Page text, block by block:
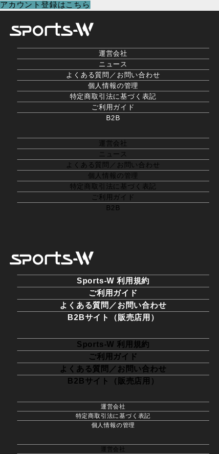
アカウント登録はこちら
運営会社
ニュース
よくある質問／お問い合わせ
個人情報の管理
特定商取引法に基づく表記
ご利用ガイド
B2B
運営会社
ニュース
よくある質問／お問い合わせ
個人情報の管理
特定商取引法に基づく表記
ご利用ガイド
B2B
Sports-W 利用規約
ご利用ガイド
よくある質問／お問い合わせ
B2Bサイト（販売店用）
Sports-W 利用規約
ご利用ガイド
よくある質問／お問い合わせ
B2Bサイト（販売店用）
運営会社
特定商取引法に基づく表記
個人情報の管理
運営会社